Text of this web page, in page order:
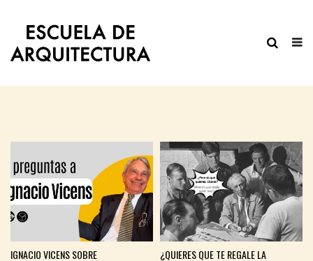
IGNACIO VICENS SOBRE
¿QUIERES QUE TE REGALE LA